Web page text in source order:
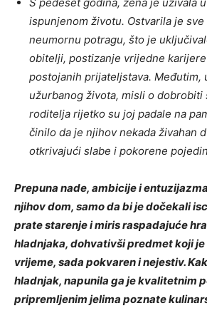
ispunjenom životu. Ostvarila je
neumornu potragu, što je
obitelji, postizanje vrijedne
postojanih prijateljstava. Međutim,
užurbanog života, misli o dobrobiti
roditelja rijetko su joj padale na
činilo da je njihov nekada živahan
otkrivajući slabe i pokorene
Prepuna nade, ambicije i
njihov dom, samo da bi je dočekali
prate starenje i miris raspadajuće
hladnjaka, dohvativši predmet koji
vrijeme, sada pokvaren i nejestiv.
hladnjak, napunila ga je kvalitetnim
pripremljenim jelima poznate